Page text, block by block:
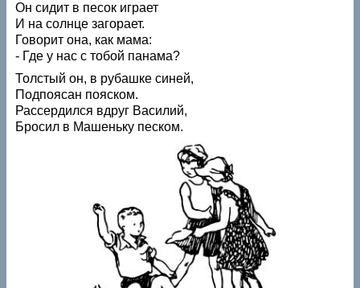
Он сидит в песок играет
И на солнце загорает.
Говорит она, как мама:
- Где у нас с тобой панама?
Толстый он, в рубашке синей,
Подпоясан пояском.
Рассердился вдруг Василий,
Бросил в Машеньку песком.